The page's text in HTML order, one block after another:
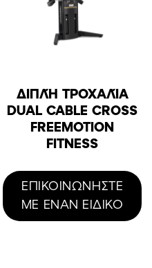
ΔΙΠΛΉ ΤΡΟΧΑΛΊΑ
DUAL CABLE CROSS
FREEMOTION
FITNESS
ΕΠΙΚΟΙΝΩΝΗΣΤΕ
ΜΕ ΕΝΑΝ ΕΙΔΙΚΟ